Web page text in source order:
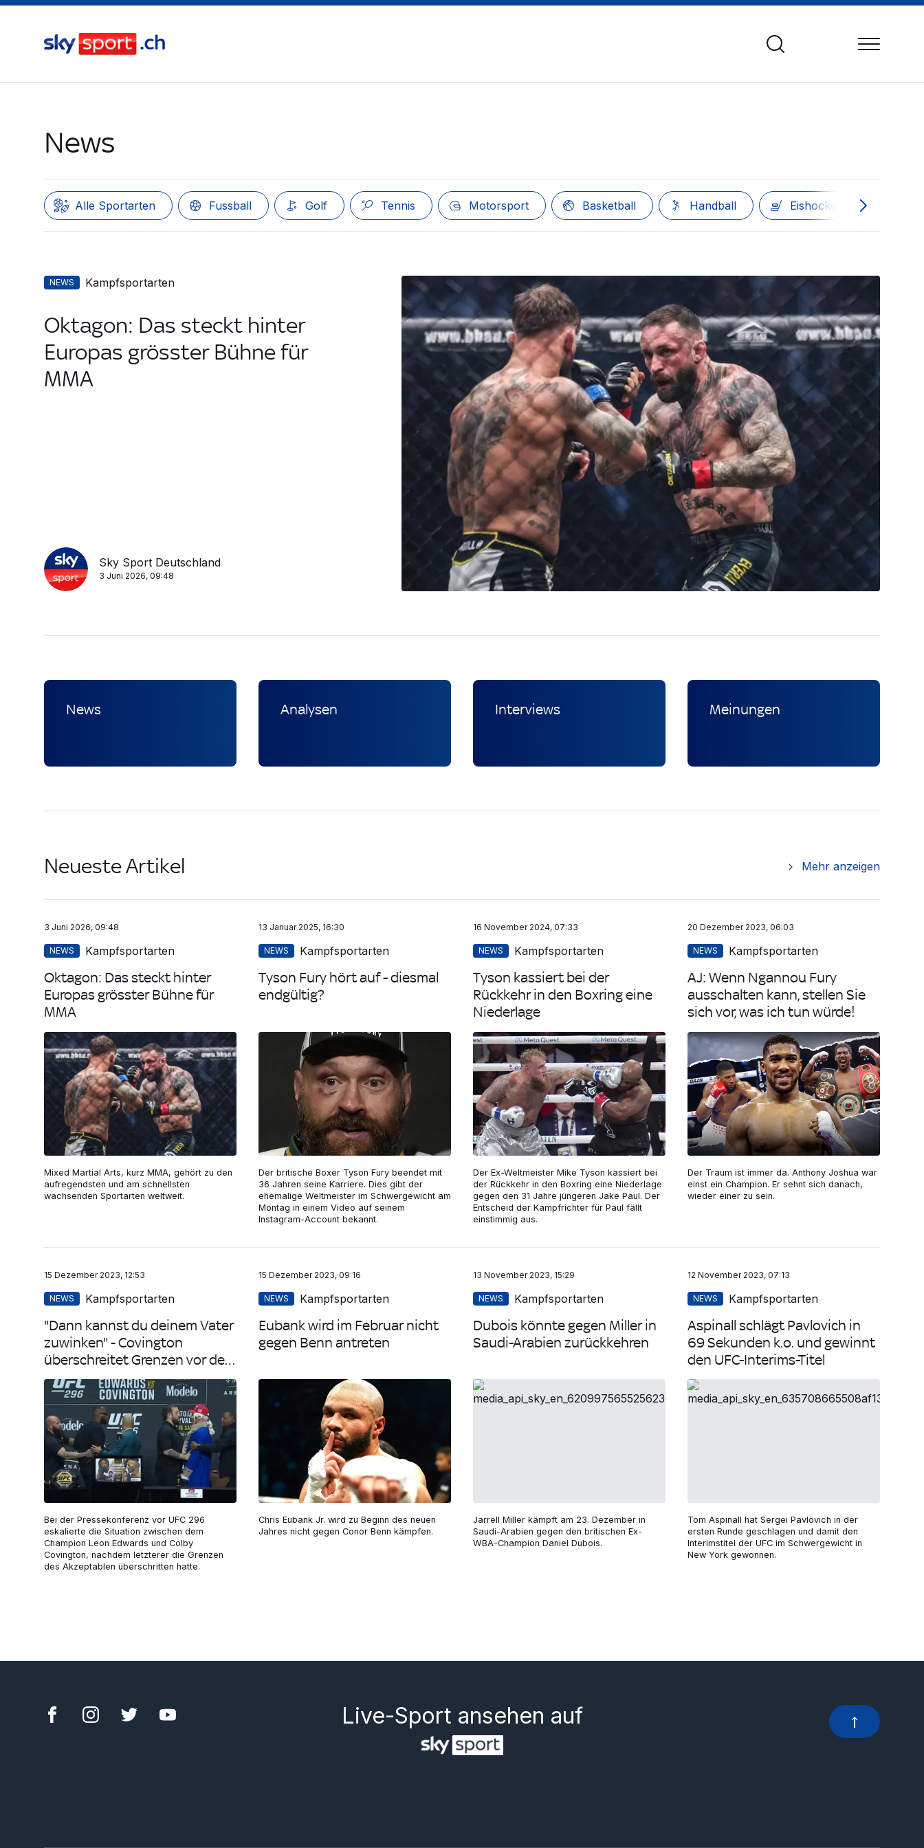
News
Alle Sportarten Fussball Golf Tennis Motorsport Basketball Handball Eishockey
NEWS Kampfsportarten
Oktagon: Das steckt hinter
Europas grösster Bühne für
MMA
Sky Sport Deutschland
3 Juni 2026, 09:48
News Analysen Interviews Meinungen
Neueste Artikel Mehr anzeigen
3 Juni 2026, 09:48
NEWS Kampfsportarten
Oktagon: Das steckt hinter
Europas grösster Bühne für
MMA
Mixed Martial Arts, kurz MMA, gehört zu den
aufregendsten und am schnellsten
wachsenden Sportarten weltweit.
13 Januar 2025, 16:30
NEWS Kampfsportarten
Tyson Fury hört auf - diesmal
endgültig?
Der britische Boxer Tyson Fury beendet mit
36 Jahren seine Karriere. Dies gibt der
ehemalige Weltmeister im Schwergewicht am
Montag in einem Video auf seinem
Instagram-Account bekannt.
16 November 2024, 07:33
NEWS Kampfsportarten
Tyson kassiert bei der
Rückkehr in den Boxring eine
Niederlage
Der Ex-Weltmeister Mike Tyson kassiert bei
der Rückkehr in den Boxring eine Niederlage
gegen den 31 Jahre jüngeren Jake Paul. Der
Entscheid der Kampfrichter für Paul fällt
einstimmig aus.
20 Dezember 2023, 06:03
NEWS Kampfsportarten
AJ: Wenn Ngannou Fury
ausschalten kann, stellen Sie
sich vor, was ich tun würde!
Der Traum ist immer da. Anthony Joshua war
einst ein Champion. Er sehnt sich danach,
wieder einer zu sein.
15 Dezember 2023, 12:53
NEWS Kampfsportarten
"Dann kannst du deinem Vater
zuwinken" - Covington
überschreitet Grenzen vor dem
Kampf
Bei der Pressekonferenz vor UFC 296
eskalierte die Situation zwischen dem
Champion Leon Edwards und Colby
Covington, nachdem letzterer die Grenzen
des Akzeptablen überschritten hatte.
15 Dezember 2023, 09:16
NEWS Kampfsportarten
Eubank wird im Februar nicht
gegen Benn antreten
Chris Eubank Jr. wird zu Beginn des neuen
Jahres nicht gegen Conor Benn kämpfen.
13 November 2023, 15:29
NEWS Kampfsportarten
Dubois könnte gegen Miller in
Saudi-Arabien zurückkehren
Jarrell Miller kämpft am 23. Dezember in
Saudi-Arabien gegen den britischen Ex-
WBA-Champion Daniel Dubois.
12 November 2023, 07:13
NEWS Kampfsportarten
Aspinall schlägt Pavlovich in
69 Sekunden k.o. und gewinnt
den UFC-Interims-Titel
Tom Aspinall hat Sergei Pavlovich in der
ersten Runde geschlagen und damit den
Interimstitel der UFC im Schwergewicht in
New York gewonnen.
Live-Sport ansehen auf